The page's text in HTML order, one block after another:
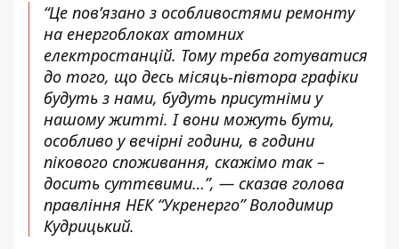
“Це пов’язано з особливостями ремонту
на енергоблоках атомних
електростанцій. Тому треба готуватися
до того, що десь місяць-півтора графіки
будуть з нами, будуть присутніми у
нашому житті. І вони можуть бути,
особливо у вечірні години, в години
пікового споживання, скажімо так –
досить суттєвими…”, — сказав голова
правління НЕК “Укренерго” Володимир
Кудрицький.